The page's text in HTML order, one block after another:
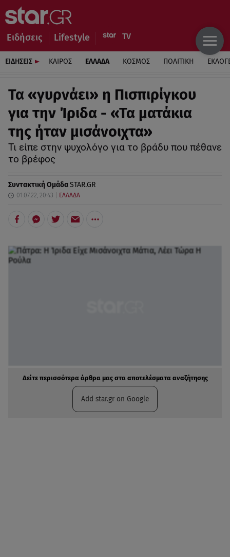
Ειδήσεις Lifestyle
ΕΙΔΗΣΕΙΣ ΚΑΙΡΟΣ ΕΛΛΑΔΑ ΚΟΣΜΟΣ ΠΟΛΙΤΙΚΗ
Τα «γυρνάει» η Πισπιρίγκου
για την Ίριδα - «Τα ματάκια
της ήταν μισάνοιχτα»
Τι είπε στην ψυχολόγο για το βράδυ που πέθανε
το βρέφος
Συντακτική ΟμάδαSTAR.GR
01.07.22, 20:43 ΕΛΛΑΔΑ
Δείτε περισσότερα άρθρα μας στα αποτελέσματα αναζήτησης
Add star.gr on Google